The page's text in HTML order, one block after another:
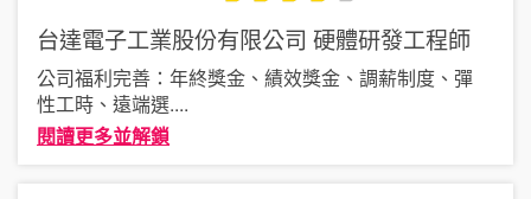
台達電子工業股份有限公司 硬體研發工程師
公司福利完善：年終獎金、績效獎金、調薪制度、彈
性工時、遠端選....
閱讀更多並解鎖